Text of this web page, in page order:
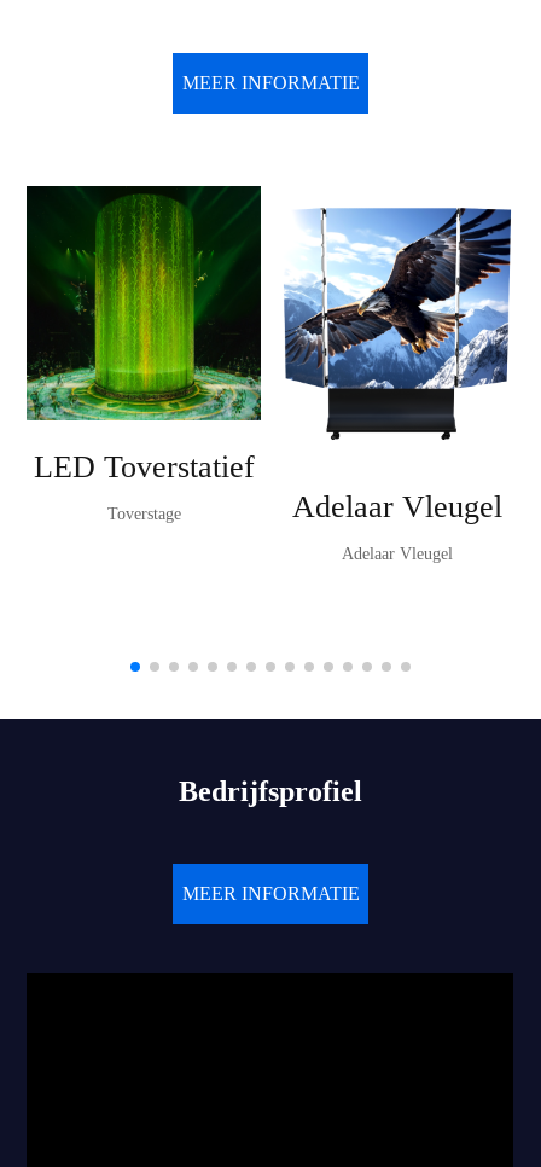
MEER INFORMATIE
LED Toverstatief
Toverstage Adelaar Vleugel
Adelaar Vleugel
Bedrijfsprofiel
MEER INFORMATIE